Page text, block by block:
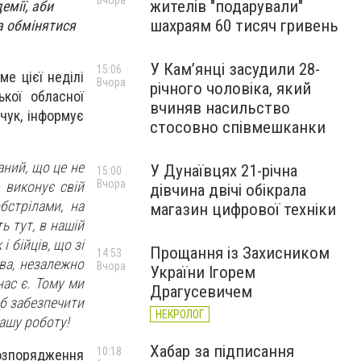
аби
обмінятися
цієї неділі
обласної
інформує
що це не
свій
на
тут, в нашій
бійців, що зі
незалежно
є. Тому ми
забезпечити
роботу!
жителів "подарували"
шахраям 60 тисяч гривень
У Камʼянці засудили 28-
річного чоловіка, який
вчиняв насильство
стосовно співмешканки
15:06
Вчора
У Дунаївцях 21-річна
дівчина двічі обікрала
магазин цифрової техніки
15:00
Вчора
Прощання із Захисником
України Ігорем
Драгусевичем
НЕКРОЛОГ
14:53
Вчора
Хабар за підписання
10:18